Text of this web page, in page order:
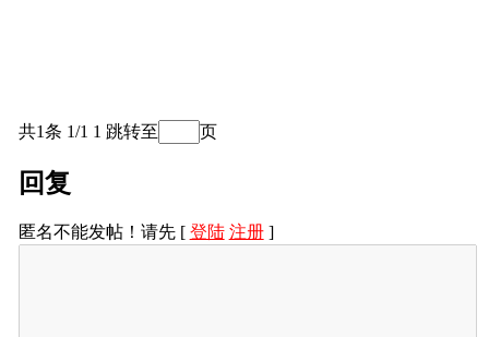
共1条 1/1 1 跳转至 页
回复
匿名不能发帖！请先 [ 登陆 注册]